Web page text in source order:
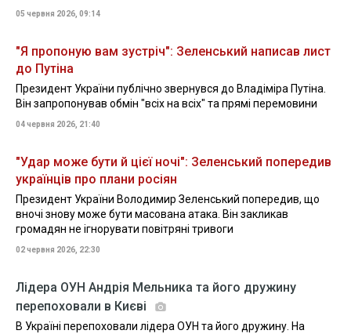
05 червня 2026, 09:14
"Я пропоную вам зустріч": Зеленський написав лист
до Путіна
Президент України публічно звернувся до Владіміра Путіна.
Він запропонував обмін "всіх на всіх" та прямі перемовини
04 червня 2026, 21:40
"Удар може бути й цієї ночі": Зеленський попередив
українців про плани росіян
Президент України Володимир Зеленський попередив, що
вночі знову може бути масована атака. Він закликав
громадян не ігнорувати повітряні тривоги
02 червня 2026, 22:30
Лідера ОУН Андрія Мельника та його дружину
перепоховали в Києві
В Україні перепоховали лідера ОУН та його дружину. На